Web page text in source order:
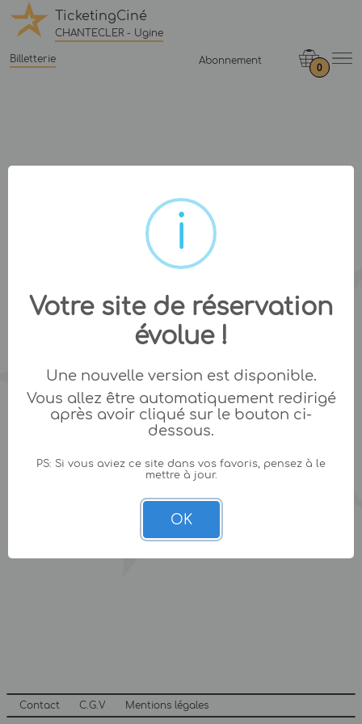
TicketingCiné
CHANTECLER - Ugine
Billetterie Abonnement
0
Contact C.G.V Mentions légales
Votre site de réservation
évolue !
Une nouvelle version est disponible.
Vous allez être automatiquement redirigé
après avoir cliqué sur le bouton ci-
dessous.
PS: Si vous aviez ce site dans vos favoris, pensez à le
mettre à jour.
OK